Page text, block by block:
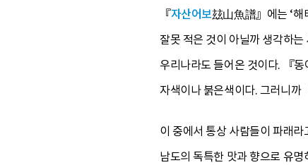
『자산어보玆山魚譜』에는 ‘해
잘못 적은 것이 아닐까 생각하는
우리나라도 들어온 것이다. 『동
자색이나 붉은색이다. 그러니까
이 중에서 통상 사람들이 파래
남도의 독특한 맛과 향으로 유